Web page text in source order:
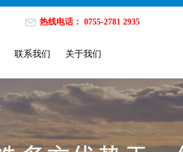
热线电话： 0755-2781 2935
联系我们 关于我们